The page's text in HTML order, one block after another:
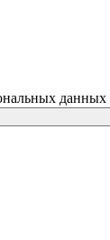
данных